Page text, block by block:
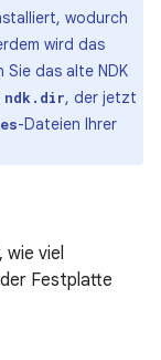
wodurch
wird das
das alte NDK
ndk.dir, der jetzt
-Dateien Ihrer
wie viel
Festplatte